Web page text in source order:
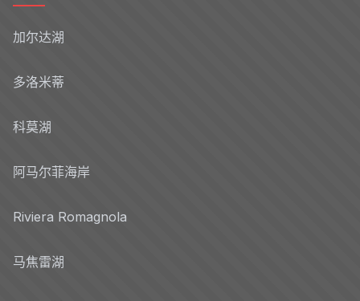
加尔达湖
多洛米蒂
科莫湖
阿马尔菲海岸
Riviera Romagnola
马焦雷湖